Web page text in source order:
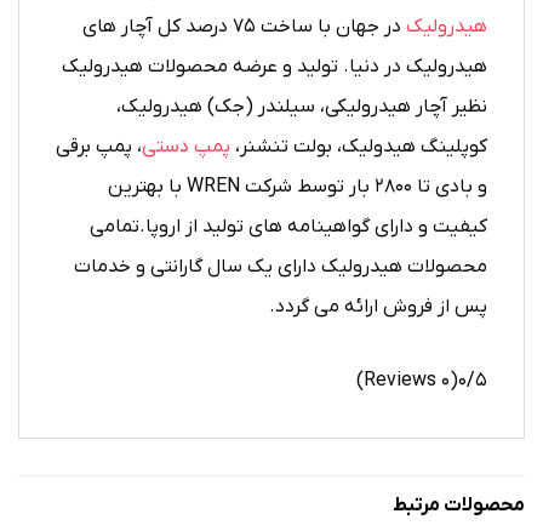
هیدرولیک
در جهان با ساخت ۷۵ درصد کل آچار های
هیدرولیک در دنیا. تولید و عرضه محصولات هیدرولیک
نظیر آچار هیدرولیکی، سیلندر (جک) هیدرولیک،
کوپلینگ هیدولیک، بولت تنشنر، پمپ دستی، پمپ برقی
و بادی تا ۲۸۰۰ بار توسط شرکت WREN با بهترین
کیفیت و دارای گواهینامه های تولید از اروپا.تمامی
محصولات هیدرولیک دارای یک سال گارانتی و خدمات
پس از فروش ارائه می گردد.
۰/۵(۰ Reviews)
محصولات مرتبط